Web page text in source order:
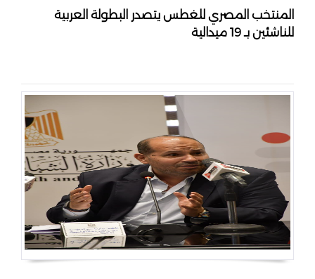
المنتخب المصري للغطس يتصدر البطولة العربية
للناشئين بـ 19 ميدالية